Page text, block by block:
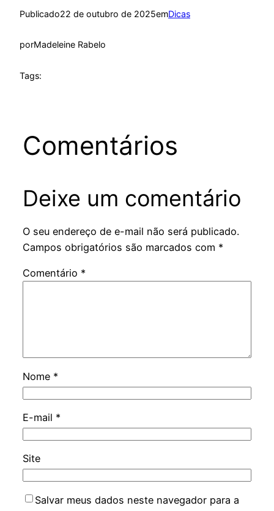
Publicado22 de outubro de 2025emDicas
porMadeleine Rabelo
Tags:
Comentários
Deixe um comentário
O seu endereço de e-mail não será publicado.
Campos obrigatórios são marcados com *
Comentário *
Nome *
E-mail *
Site
Salvar meus dados neste navegador para a